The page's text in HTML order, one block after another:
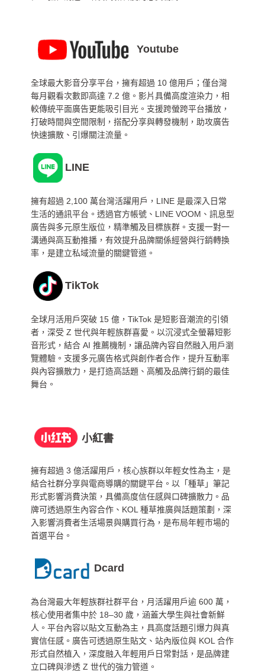
Youtube
全球最大影音分享平台，擁有超過 10 億用戶；僅台灣
每月觀看次數即高達 7.2 億。影片具備高度渲染力，相
較傳統平面廣告更能吸引目光。支援跨螢跨平台播放，
打破時間與空間限制，搭配分享與轉發機制，助攻廣告
快速擴散、引爆關注流量。
LINE
擁有超過 2,100 萬台灣活躍用戶，LINE 是最深入日常
生活的通訊平台。透過官方帳號、LINE VOOM、訊息型
廣告與多元原生版位，精準觸及目標族群。支援一對一
溝通與高互動推播，有效提升品牌關係經營與行銷轉換
率，是建立私域流量的關鍵管道。
TikTok
全球月活用戶突破 15 億，TikTok 是短影音潮流的引領
者，深受 Z 世代與年輕族群喜愛。以沉浸式全螢幕短影
音形式，結合 AI 推薦機制，讓品牌內容自然融入用戶瀏
覽體驗。支援多元廣告格式與創作者合作，提升互動率
與內容擴散力，是打造高話題、高觸及品牌行銷的最佳
舞台。
小紅書
擁有超過 3 億活躍用戶，核心族群以年輕女性為主，是
結合社群分享與電商導購的關鍵平台。以「種草」筆記
形式影響消費決策，具備高度信任感與口碑擴散力。品
牌可透過原生內容合作、KOL 種草推廣與話題策劃，深
入影響消費者生活場景與購買行為，是布局年輕市場的
首選平台。
Dcard
為台灣最大年輕族群社群平台，月活躍用戶逾 600 萬，
核心使用者集中於 18–30 歲，涵蓋大學生與社會新鮮
人。平台內容以貼文互動為主，具高度話題引爆力與真
實信任感。廣告可透過原生貼文、站內版位與 KOL 合作
形式自然植入，深度融入年輕用戶日常對話，是品牌建
立口碑與滲透 Z 世代的強力管道。